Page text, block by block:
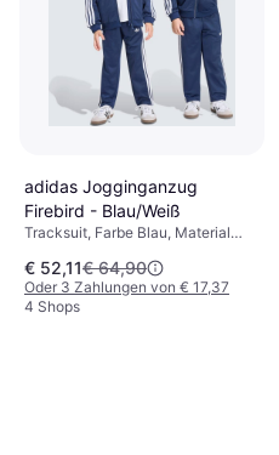
adidas Jogginganzug
Firebird - Blau/Weiß
Tracksuit, Farbe Blau, Material
Einfarbig, Streifen
€ 52,11€ 64,90
Oder 3 Zahlungen von € 17,37
4 Shops